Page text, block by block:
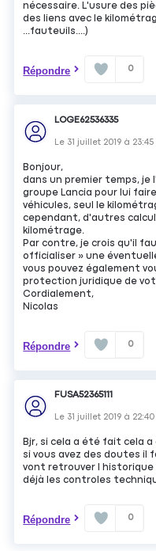
nécessaire. L'usure des
des liens avec le
...fauteuils....)
Répondre 0
LOGE62536335
Le 31 juillet 2019 à 23:45
Bonjour,
dans un premier temps, je
groupe Lancia pour lui
véhicules, seul le
cependant, d'autres
kilométrage.
Par contre, je crois qu'il
officialiser » une
vous pouvez également
protection juridique de
Cordialement,
Nicolas
Répondre 0
FUSA52365111
Le 31 juillet 2019 à 22:40
Bjr, si cela a été fait cela
si vous avez des doutes il
vont retrouver l historique
déjà les controles
Répondre 0